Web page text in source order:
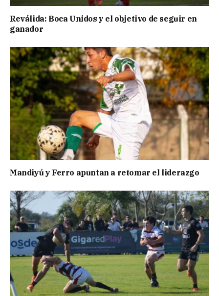
Reválida: Boca Unidos y el objetivo de seguir en
ganador
Mandiyú y Ferro apuntan a retomar el liderazgo